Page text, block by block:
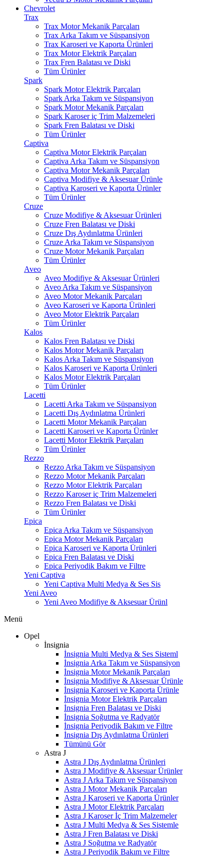
Chevrolet
Trax
Trax Motor Mekanik Parçaları
Trax Arka Takım ve Süspansiyon
Trax Karoseri ve Kaporta Ürünleri
Trax Motor Elektrik Parçaları
Trax Fren Balatası ve Diski
Tüm Ürünler
Spark
Spark Motor Elektrik Parçaları
Spark Arka Takım ve Süspansiyon
Spark Motor Mekanik Parçaları
Spark Karoser iç Trim Malzemeleri
Spark Fren Balatası ve Diski
Tüm Ürünler
Captiva
Captiva Motor Elektrik Parçaları
Captiva Arka Takım ve Süspansiyon
Captiva Motor Mekanik Parçaları
Captiva Modifiye & Aksesuar Ürünle
Captiva Karoseri ve Kaporta Ürünler
Tüm Ürünler
Cruze
Cruze Modifiye & Aksesuar Ürünleri
Cruze Fren Balatası ve Diski
Cruze Dış Aydınlatma Ürünleri
Cruze Arka Takım ve Süspansiyon
Cruze Motor Mekanik Parçaları
Tüm Ürünler
Aveo
Aveo Modifiye & Aksesuar Ürünleri
Aveo Arka Takım ve Süspansiyon
Aveo Motor Mekanik Parçaları
Aveo Karoseri ve Kaporta Ürünleri
Aveo Motor Elektrik Parçaları
Tüm Ürünler
Kalos
Kalos Fren Balatası ve Diski
Kalos Motor Mekanik Parçaları
Kalos Arka Takım ve Süspansiyon
Kalos Karoseri ve Kaporta Ürünleri
Kalos Motor Elektrik Parçaları
Tüm Ürünler
Lacetti
Lacetti Arka Takım ve Süspansiyon
Lacetti Dış Aydınlatma Ürünleri
Lacetti Motor Mekanik Parçaları
Lacetti Karoseri ve Kaporta Ürünler
Lacetti Motor Elektrik Parçaları
Tüm Ürünler
Rezzo
Rezzo Arka Takım ve Süspansiyon
Rezzo Motor Mekanik Parçaları
Rezzo Motor Elektrik Parçaları
Rezzo Karoser iç Trim Malzemeleri
Rezzo Fren Balatası ve Diski
Tüm Ürünler
Epica
Epica Arka Takım ve Süspansiyon
Epica Motor Mekanik Parçaları
Epica Karoseri ve Kaporta Ürünleri
Epica Fren Balatası ve Diski
Epica Periyodik Bakım ve Filtre
Yeni Captiva
Yeni Captiva Multi Medya & Ses Sis
Yeni Aveo
Yeni Aveo Modifiye & Aksesuar Ürünl
Menü
Opel
İnsignia
İnsignia Multi Medya & Ses Sisteml
İnsignia Arka Takım ve Süspansiyon
İnsignia Motor Mekanik Parçaları
İnsignia Modifiye & Aksesuar Ürünle
İnsignia Karoseri ve Kaporta Ürünle
İnsignia Motor Elektrik Parçaları
İnsignia Fren Balatası ve Diski
İnsignia Soğutma ve Radyatör
İnsignia Periyodik Bakım ve Filtre
İnsignia Dış Aydınlatma Ürünleri
Tümünü Gör
Astra J
Astra J Dış Aydınlatma Ürünleri
Astra J Modifiye & Aksesuar Ürünler
Astra J Arka Takım ve Süspansiyon
Astra J Motor Mekanik Parçaları
Astra J Karoseri ve Kaporta Ürünler
Astra J Motor Elektrik Parçaları
Astra J Karoser İç Trim Malzemeler
Astra J Multi Medya & Ses Sistemle
Astra J Fren Balatası ve Diski
Astra J Soğutma ve Radyatör
Astra J Periyodik Bakım ve Filtre